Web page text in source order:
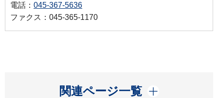
電話： 045-367-5636
ファクス：045-365-1170
関連ページ一覧
開く